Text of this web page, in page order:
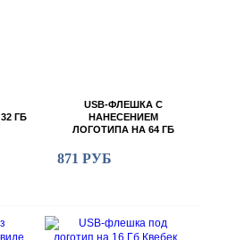
ГБ
USB-ФЛЕШКА С
НАНЕСЕНИЕМ
ЛОГОТИПА НА 64 ГБ
ФОРМЫ
871 РУБ